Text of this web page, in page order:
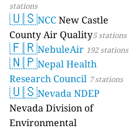
stations
🇺🇸NCCNew Castle
County Air Quality5 stations
🇫🇷NebuleAir 192 stations
🇳🇵Nepal Health
Research Council 7 stations
🇺🇸Nevada NDEP
Nevada Division of
Environmental